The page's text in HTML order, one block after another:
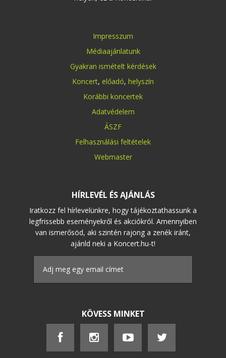
Impresszum
Médiaajánlatunk
Gyakran ismételt kérdések
Koncert, előadó, helyszín
Korábbi koncertek
Adatvédelem
ÁSZF
Felhasználási feltételek
Webmaster
HÍRLEVÉL ÉS AJÁNLÁS
Iratkozz fel hírlevelünkre, hogy tájékoztathassunk a
legfrissebb eseményekről és akciókról. Amennyiben
van ismerősöd, aki szintén rajong a zenék iránt,
ajánld neki a Koncert.hu-t!
KÖVESS MINKET